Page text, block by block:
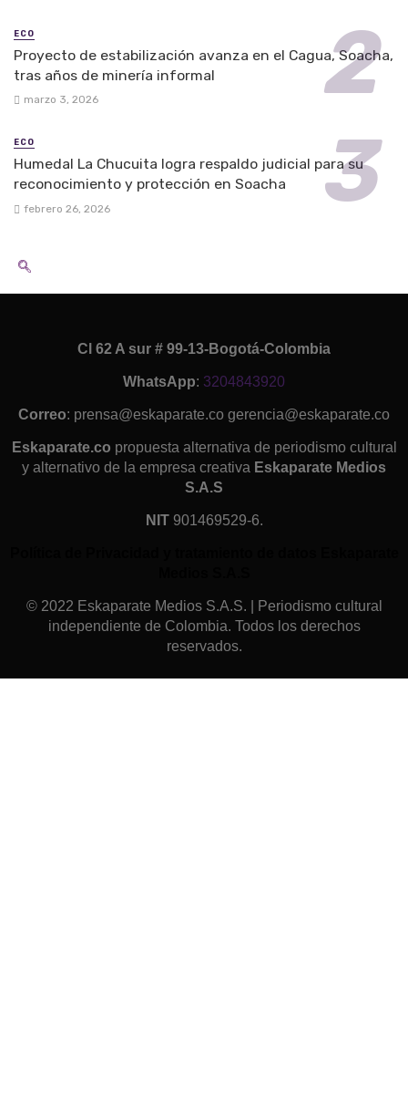
ECO
Proyecto de estabilización avanza en el Cagua, Soacha,
tras años de minería informal
marzo 3, 2026
ECO
Humedal La Chucuita logra respaldo judicial para su
reconocimiento y protección en Soacha
febrero 26, 2026
Cl 62 A sur # 99-13-Bogotá-Colombia
WhatsApp: 3204843920
Correo: prensa@eskaparate.co gerencia@eskaparate.co
Eskaparate.co propuesta alternativa de periodismo cultural
y alternativo de la empresa creativa Eskaparate Medios
S.A.S
NIT 901469529-6.
© 2022 Eskaparate Medios S.A.S. | Periodismo cultural
independiente de Colombia. Todos los derechos
reservados.